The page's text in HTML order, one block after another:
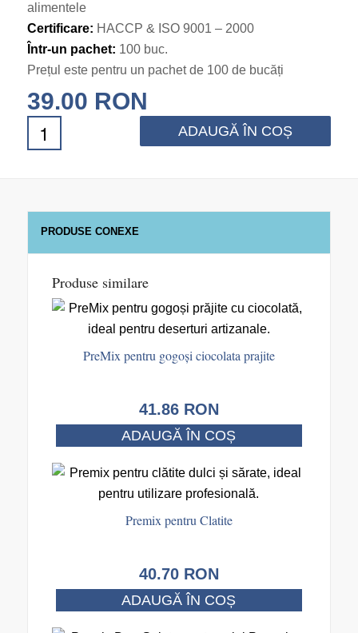
alimentele
Certificare: HACCP & ISO 9001 – 2000
Într-un pachet: 100 buc.
Prețul este pentru un pachet de 100 de bucăți
39.00 RON
ADAUGĂ ÎN COȘ
PRODUSE CONEXE
Produse similare
PreMix pentru gogoși ciocolata prajite
41.86 RON
ADAUGĂ ÎN COȘ
Premix pentru Clatite
40.70 RON
ADAUGĂ ÎN COȘ